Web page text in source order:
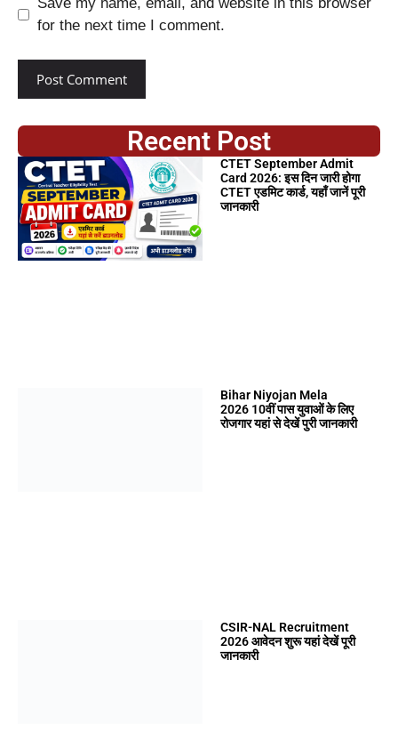
for the next time I comment.
Recent Post
CTET September Admit
Card 2026: इस दिन जारी होगा
CTET एडमिट कार्ड, यहाँ जानें पूरी
जानकारी
Bihar Niyojan Mela
2026 10वीं पास युवाओं के लिए
रोजगार यहां से देखें पुरी जानकारी
CSIR-NAL Recruitment
2026 आवेदन शुरू यहां देखें पूरी
जानकारी